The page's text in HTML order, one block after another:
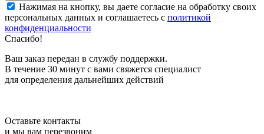
Нажимая на кнопку, вы даете согласие на обработку своих
персональных данных и соглашаетесь с политикой
конфиденциальности
Спасибо!
Ваш заказ передан в службу поддержки.
В течение 30 минут с вами свяжется специалист
для определения дальнейших действий
Оставьте контакты
и мы вам перезвоним